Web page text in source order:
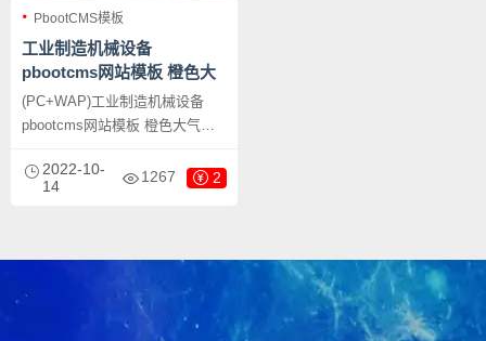
PbootCMS模板
工业制造机械设备
pbootcms网站模板 橙色大
气的压滤机制造业网站源码
下载
(PC+WAP)工业制造机械设备
pbootcms网站模板 橙色大气的
PbootCMS内核开发的网站模
板，该模板适用于机械设备网
文字图片换成其他行业的即可；
2022-10-
14
1267 2